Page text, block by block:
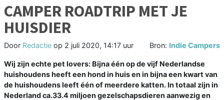
CAMPER ROADTRIP MET JE
HUISDIER
Door Redactie op 2 juli 2020, 14:17 uur Bron: Indie Campers
Wij zijn echte pet lovers: Bijna één op de vijf Nederlandse
huishoudens heeft een hond in huis en in bijna een kwart van
de huishoudens leeft één of meerdere katten. In totaal zijn in
Nederland ca.33.4 miljoen gezelschapsdieren aanwezig en